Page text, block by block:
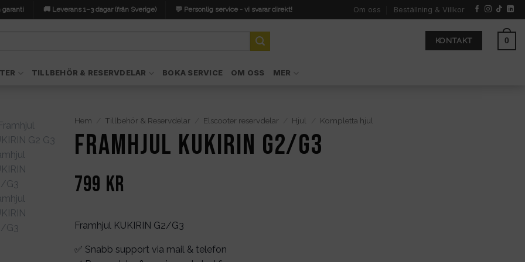
garanti 🚚 Leverans 1–3 dagar (från Sverige) 💬 Personlig service - vi svarar direkt! Om oss Beställning & Villkor
KONTAKT 0
TILLBEHÖR & RESERVDELAR BOKA SERVICE OM OSS MER
Hem Tillbehör & Reservdelar Elscooter reservdelar Hjul Kompletta hjul
Framhjul KUKIRIN G2/G3
799 kr
Framhjul KUKIRIN G2/G3
✅ Snabb support via mail & telefon